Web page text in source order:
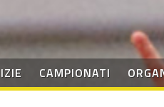
CAMPIONATI